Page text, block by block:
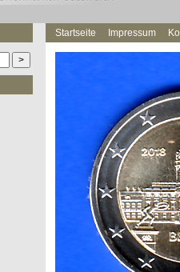
Startseite Impressum